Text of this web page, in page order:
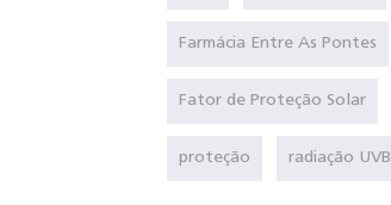
Farmácia Entre As Pontes
Fator de Proteção Solar
proteção radiação UVB